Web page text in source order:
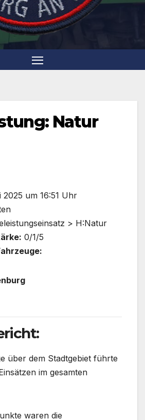
Natur
2025 um 16:51 Uhr
> H:Natur
0/1/5
über dem Stadtgebiet führte
im gesamten
waren die